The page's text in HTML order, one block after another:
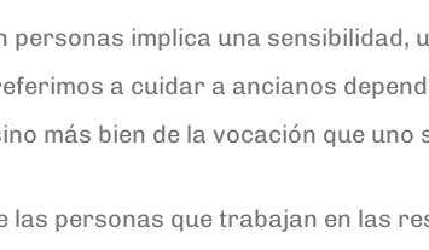
personas implica una sensibilidad,
a cuidar a ancianos
más bien de la vocación que
las personas que trabajan en las